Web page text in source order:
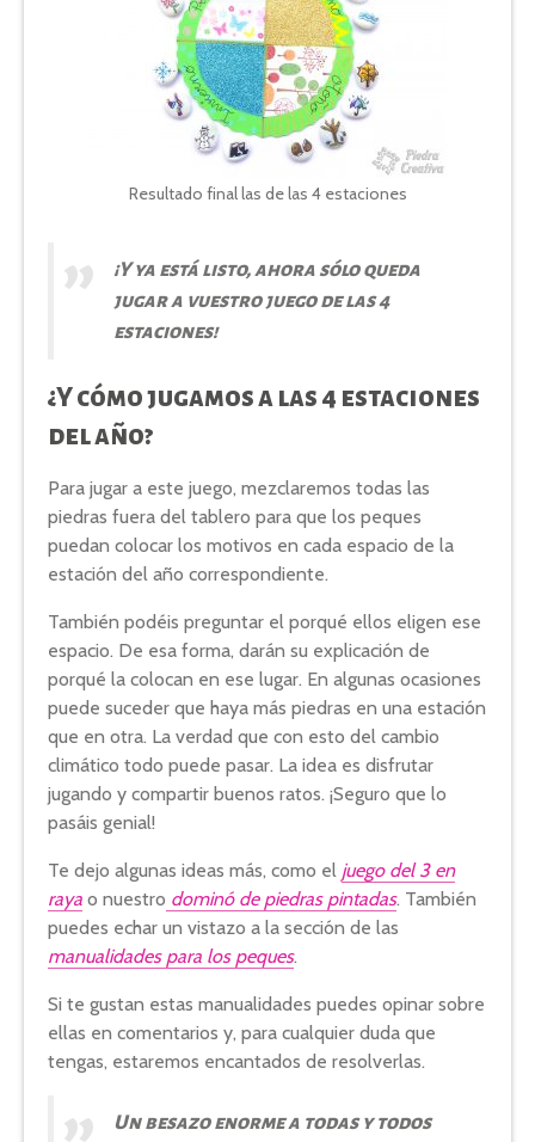
Resultado final las de las 4 estaciones
¡Y ya está listo, ahora sólo queda
jugara vuestro juego de las 4
estaciones!
¿Y cómo jugamos a las 4 estaciones
del año?
Para jugar a este juego, mezclaremos todas las
piedras fuera del tablero para que los peques
puedan colocar los motivos en cada espacio de la
estación del año correspondiente.
También podéis preguntar el porqué ellos eligen ese
espacio. De esa forma, darán su explicación de
porqué la colocan en ese lugar. En algunas ocasiones
puede suceder que haya más piedras en una estación
que en otra. La verdad que con esto del cambio
climático todo puede pasar. La idea es disfrutar
jugando y compartir buenos ratos. ¡Seguro que lo
pasáis genial!
Te dejo algunas ideas más, como el juego del 3 en
raya o nuestro dominó depiedras pintadas. También
puedes echar un vistazo a la sección de las
manualidades para los peques.
Si te gustan estas manualidades puedes opinar sobre
ellas en comentarios y, para cualquier duda que
tengas, estaremos encantados de resolverlas.
Un besazo enorme a todas y todos